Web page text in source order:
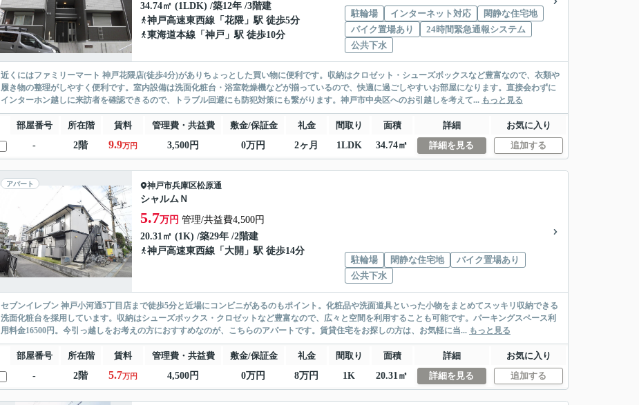
34.74㎡ (1LDK) /築12年 /3階建
神戸高速東西線 「 花隈 」駅 徒歩5分
東海道本線 「 神戸 」駅 徒歩10分
駐輪場 インターネット対応
閑静な住宅地
バイク置場あり
24時間緊急通報システム
公共下水
近くにはファミリーマート 神戸花隈店(徒歩4分)がありちょっとした買い物に便利です。収納はクロゼット・シューズボックスなど豊富なので、衣類や
履き物の整理がしやすく便利です。室内設備は洗面化粧台・浴室乾燥機などが揃っているので、快適に過ごしやすいお部屋になります。直接会わずに
インターホン越しに来訪者を確認できるので、トラブル回避にも防犯対策にも繋がります。神戸市中央区へのお引越しを考えて... もっと見る
部屋番号 所在階 賃料 管理費・共益費 敷金/保証金 礼金 間取り 面積 詳細
お気に入り
-
2階 9.9万円 3,500円 0万円 2ヶ月 1LDK 34.74㎡ 詳細を見る 追加する
アパート 神戸市兵庫区松原通
シャルムＮ
5.7万円 管理/共益費4,500円
20.31㎡ (1K) /築29年 /2階建
神戸高速東西線 「 大開 」駅 徒歩14分
駐輪場
閑静な住宅地
バイク置場あり
公共下水
セブンイレブン 神戸小河通5丁目店まで徒歩5分と近場にコンビニがあるのもポイント。化粧品や洗面道具といった小物をまとめてスッキリ収納できる
洗面化粧台を採用しています。収納はシューズボックス・クロゼットなど豊富なので、広々と空間を利用することも可能です。パーキングスペース利
用料金16500円。今引っ越しをお考えの方におすすめなのが、こちらのアパートです。賃貸住宅をお探しの方は、お気軽に当... もっと見る
部屋番号 所在階 賃料 管理費・共益費 敷金/保証金 礼金 間取り 面積 詳細
お気に入り
-
2階 5.7万円 4,500円 0万円 8万円 1K 20.31㎡ 詳細を見る 追加する